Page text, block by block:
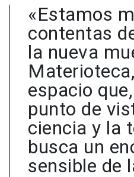
«Estamos
contentas
la nueva
espacio
punto de
ciencia y la
busca un
sensible de